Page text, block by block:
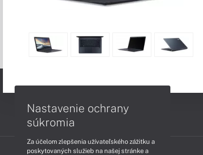
Nastavenie ochrany
súkromia
Za účelom zlepšenia užívateľského zážitku a
poskytovaných služieb na našej stránke a